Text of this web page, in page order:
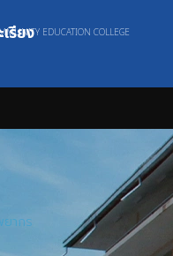
รียง EDUCATION COLLEGE
ากร